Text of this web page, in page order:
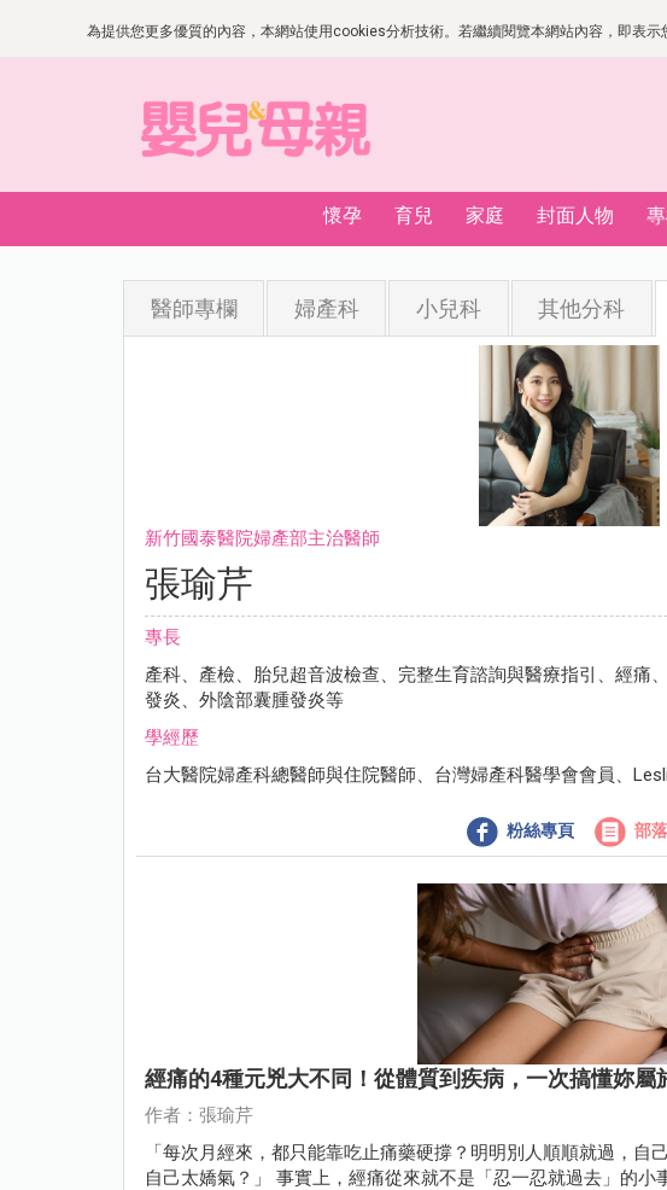
為提供您更多優質的內容，本網站使用cookies分析技術。若繼續閱覽本網站內容，即表
懷孕 育兒 家庭 封面人物
醫師專欄 婦產科 小兒科 其他分科
新竹國泰醫院婦產部主治醫師
張瑜芹
專長
產科、產檢、胎兒超音波檢查、完整生育諮詢與醫療指引、經痛
發炎、外陰部囊腫發炎等
學經歷
台大醫院婦產科總醫師與住院醫師、台灣婦產科醫學會會員、
粉絲專頁 部
經痛的4種元兇大不同！從體質到疾病，一次搞懂妳屬
作者：張瑜芹
「每次月經來，都只能靠吃止痛藥硬撐？明明別人順順就過，
自己太嬌氣？」 事實上，經痛從來就不是「忍一忍就過去」的小事，而是身體發出的重要警訊！許多女性誤以